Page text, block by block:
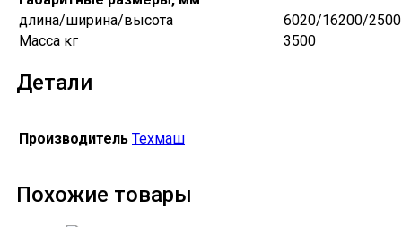
длина/ширина/высота
6020/16200/2500
Масса кг
3500
Детали
Производитель Техмаш
Похожие товары